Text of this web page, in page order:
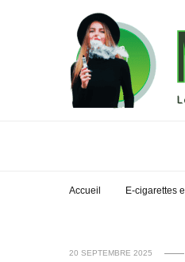
Accueil E-cigarettes
20 SEPTEMBRE 2025